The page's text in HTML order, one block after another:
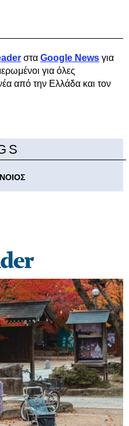
στα Google News για
για όλες
από την Ελλάδα και τον